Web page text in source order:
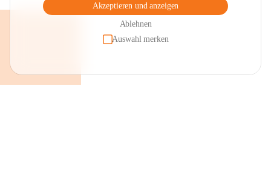
Akzeptieren und anzeigen
Ablehnen
Auswahl merken